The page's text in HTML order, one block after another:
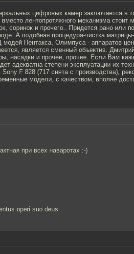
цифровых камер заключается в
лентопротяжного механизма стоит
соринок и прочего.. Придется рано или
А подобная процедура-чистка
Пентакса, Олимпуса - аппаратов
является сменный объектив.
насадки и прочее, прочее. Если Вам
адекватна степени эксплуатации их
F 828 (717 снята с производства),
модели, с качеством, вполне
при всех наваротах :-)
operi suo deus